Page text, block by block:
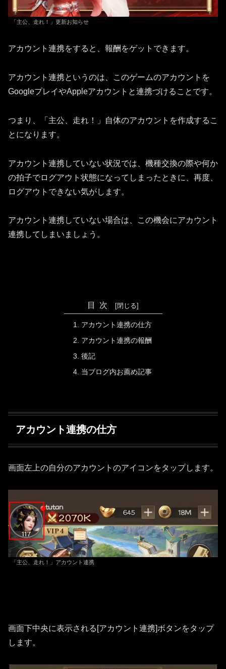
「主公、走れ！」更新お知らせ
アカウント連携をすると、報酬をゲットできます。
アカウント連携というのは、このゲームのアカウントを
GoogleプレイやAppleアカウントと連携づけることです。
つまり、「主公、走れ！」自体のアカウントを作成するこ
とになります。
アカウント連携していない状況では、機種交換の際や何か
の拍子でログアウト状態になってしまったときに、再度、
ログアウトできない気がします。
アカウント連携していない場合は、この機会にアカウント
連携してしまいましょう。
目次
アカウント連携の仕方
アカウント連携の報酬
後記
当ブログ内お薦め記事
アカウント連携の仕方
画面左上の自分のアカウントのアイコンをタップします。
「主公、走れ！」アカウント連携
画面下中央に表示される[アカウント連携]ボタンをタップ
します。